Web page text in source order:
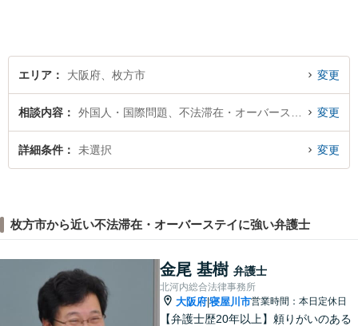
エリア 大阪府、枚方市 変更
相談内容 変更
詳細条件 未選択 変更
枚方市から近い不法滞在・オーバーステイに強い弁護士
金尾 基樹 弁護士
北河内総合法律事務所
大阪府 寝屋川市営業時間：本日定休日
【弁護士歴20年以上】頼りがいのある